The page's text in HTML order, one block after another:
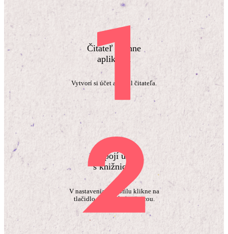
Čitateľ stiahne
aplikáciu
Vytvorí si účet a profil čitateľa.
Prepojí účet
s knižnicou
V nastaveniach profilu klikne na
tlačidlo prepojiť s knižnicou.